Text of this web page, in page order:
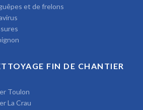
et de frelons
FIN DE CHANTIER
Toulon
La Crau